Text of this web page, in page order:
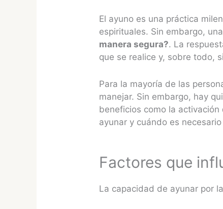
El ayuno es una práctica
espirituales. Sin embargo,
manera segura?. La
que se realice y, sobre todo,
Para la mayoría de las
manejar. Sin embargo, hay
beneficios como la
ayunar y cuándo es
Factores que
La capacidad de ayunar por